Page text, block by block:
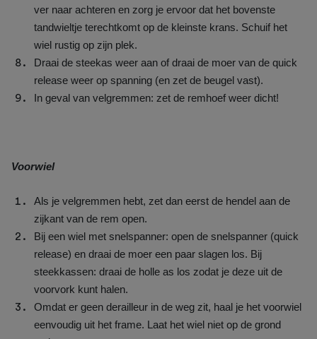
ver naar achteren en zorg je ervoor dat het bovenste
tandwieltje terechtkomt op de kleinste krans. Schuif het
wiel rustig op zijn plek.
Draai de steekas weer aan of draai de moer van de quick
release weer op spanning (en zet de beugel vast).
In geval van velgremmen: zet de remhoef weer dicht!
Voorwiel
Als je velgremmen hebt, zet dan eerst de hendel aan de
zijkant van de rem open.
Bij een wiel met snelspanner: open de snelspanner (quick
release) en draai de moer een paar slagen los. Bij
steekkassen: draai de holle as los zodat je deze uit de
voorvork kunt halen.
Omdat er geen derailleur in de weg zit, haal je het voorwiel
eenvoudig uit het frame. Laat het wiel niet op de grond